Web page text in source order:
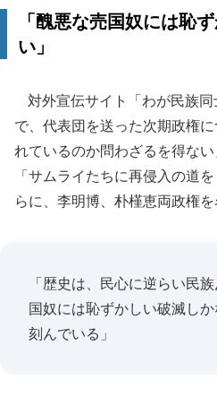
「醜悪な売国奴には恥
い」
対外宣伝サイト「わが民族
で、代表団を送った次期政権
れているのか問わざるを得な
「サムライたちに再侵入の道
らに、李明博、朴槿恵両政権
「歴史は、民心に逆らい民
国奴には恥ずかしい破滅し
刻んでいる」